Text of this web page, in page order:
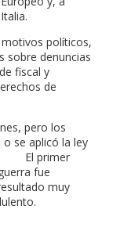
políticos,
sobre denuncias
fiscal y
de
pero los
se aplicó la ley
El primer
fue
muy